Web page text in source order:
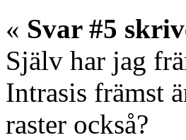
« Svar #5
Själv har jag
Intrasis främst
raster också?